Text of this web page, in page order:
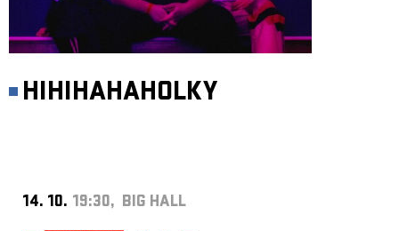
HIHIHAHAHOLKY
14. 10. 19:30, BIG HALL